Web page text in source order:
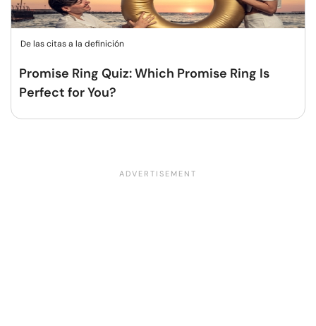
De las citas a la definición
Promise Ring Quiz: Which Promise Ring Is
Perfect for You?